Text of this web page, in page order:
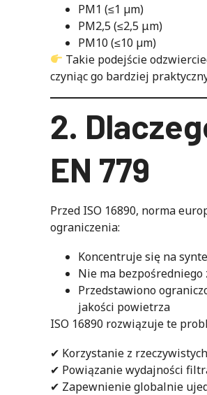
PM1 (≤1 µm)
PM2,5 (≤2,5 μm)
PM10 (≤10 µm)
Takie podejście
czyniąc go bardziej
2.
EN 779
Przed ISO 16890, norma
ograniczenia:
Koncentruje się na
Nie ma bezpośredniego
Przedstawiono
jakości powietrza
ISO 16890 rozwiązuje te
✔ Korzystanie z
✔ Powiązanie wydajności
✔ Zapewnienie globalnie